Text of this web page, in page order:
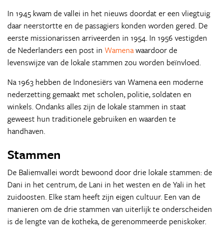
In 1945 kwam de vallei in het nieuws doordat er een vliegtuig
daar neerstortte en de passagiers konden worden gered. De
eerste missionarissen arriveerden in 1954. In 1956 vestigden
de Nederlanders een post in Wamenawaardoor de
levenswijze van de lokale stammen zou worden beïnvloed.
Na 1963 hebben de Indonesiërs van Wamena een moderne
nederzetting gemaakt met scholen, politie, soldaten en
winkels. Ondanks alles zijn de lokale stammen in staat
geweest hun traditionele gebruiken en waarden te
handhaven.
Stammen
De Baliemvallei wordt bewoond door drie lokale stammen: de
Dani in het centrum, de Lani in het westen en de Yali in het
zuidoosten. Elke stam heeft zijn eigen cultuur. Een van de
manieren om de drie stammen van uiterlijk te onderscheiden
is de lengte van de kotheka, de gerenommeerde peniskoker.